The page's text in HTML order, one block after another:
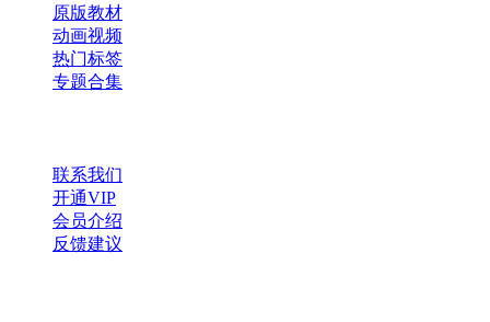
原版教材
动画视频
热门标签
专题合集
联系我们
开通VIP
会员介绍
反馈建议